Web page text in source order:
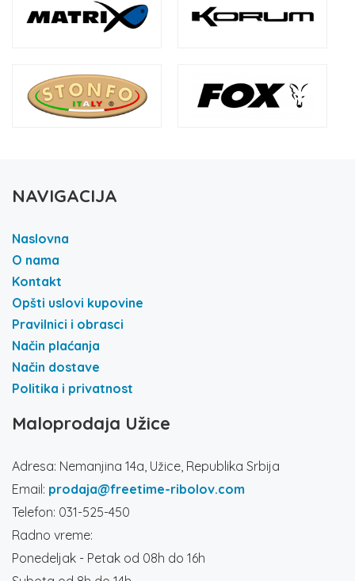
NAVIGACIJA
Naslovna
O nama
Kontakt
Opšti uslovi kupovine
Pravilnici i obrasci
Način plaćanja
Način dostave
Politika i privatnost
Maloprodaja Užice
Adresa: Nemanjina 14a, Užice, Republika Srbija
Email: prodaja@freetime-ribolov.com
Telefon: 031-525-450
Radno vreme:
Ponedeljak - Petak od 08h do 16h